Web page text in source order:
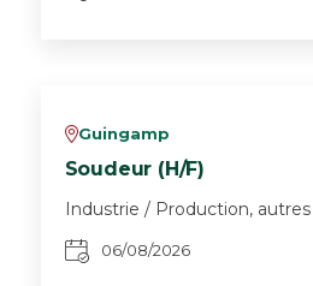
vGuingamp
Soudeur (H/F)
Industrie / Production,
06/08/2026